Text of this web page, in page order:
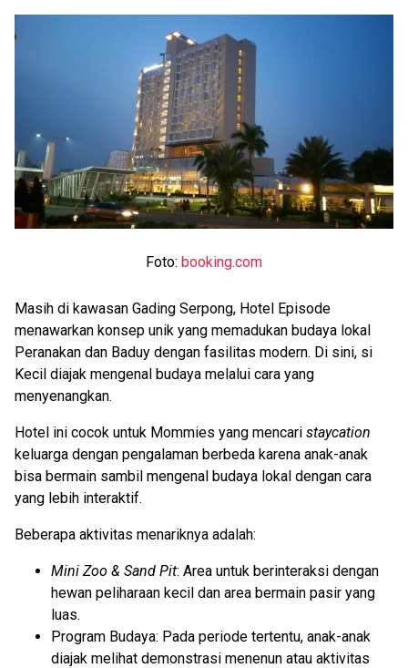
Foto: booking.com
Masih di kawasan Gading Serpong, Hotel Episode
menawarkan konsep unik yang memadukan budaya lokal
Peranakan dan Baduy dengan fasilitas modern. Di sini, si
Kecil diajak mengenal budaya melalui cara yang
menyenangkan.
Hotel ini cocok untuk Mommies yang mencari staycation
keluarga dengan pengalaman berbeda karena anak-anak
bisa bermain sambil mengenal budaya lokal dengan cara
yang lebih interaktif.
Beberapa aktivitas menariknya adalah:
Mini Zoo & Sand Pit: Area untuk berinteraksi dengan
hewan peliharaan kecil dan area bermain pasir yang
luas.
Program Budaya: Pada periode tertentu, anak-anak
diajak melihat demonstrasi menenun atau aktivitas